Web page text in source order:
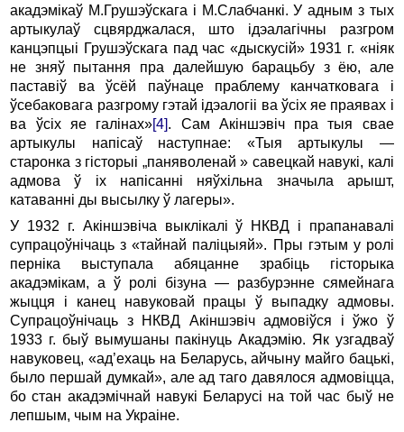
акадэмікаў М.Грушэўскага і М.Слабчанкі. У адным з тых
артыкулаў сцвярджалася, што ідэалагічны разгром
канцэпцыі Грушэўскага пад час «дыскусій» 1931 г. «ніяк
не зняў пытання пра далейшую барацьбу з ёю, але
паставіў ва ўсёй паўнаце праблему канчатковага і
ўсебаковага разгрому гэтай ідэалогіі ва ўсіх яе праявах і
ва ўсіх яе галінах»[4]. Сам Акіншэвіч пра тыя свае
артыкулы напісаў наступнае: «Тыя артыкулы —
старонка з гісторыі „паняволенай » савецкай навукі, калі
адмова ў іх напісанні няўхільна значыла арышт,
катаванні ды высылку ў лагеры».
У 1932 г. Акіншэвіча выклікалі ў НКВД і прапанавалі
супрацоўнічаць з «тайнай паліцыяй». Пры гэтым у ролі
перніка выступала абяцанне зрабіць гісторыка
акадэмікам, а ў ролі бізуна — разбурэнне сямейнага
жыцця і канец навуковай працы ў выпадку адмовы.
Супрацоўнічаць з НКВД Акіншэвіч адмовіўся і ўжо ў
1933 г. быў вымушаны пакінуць Акадэмію. Як узгадваў
навуковец, «ад’ехаць на Беларусь, айчыну майго бацькі,
было першай думкай», але ад таго давялося адмовіцца,
бо стан акадэмічнай навукі Беларусі на той час быў не
лепшым, чым на Украіне.